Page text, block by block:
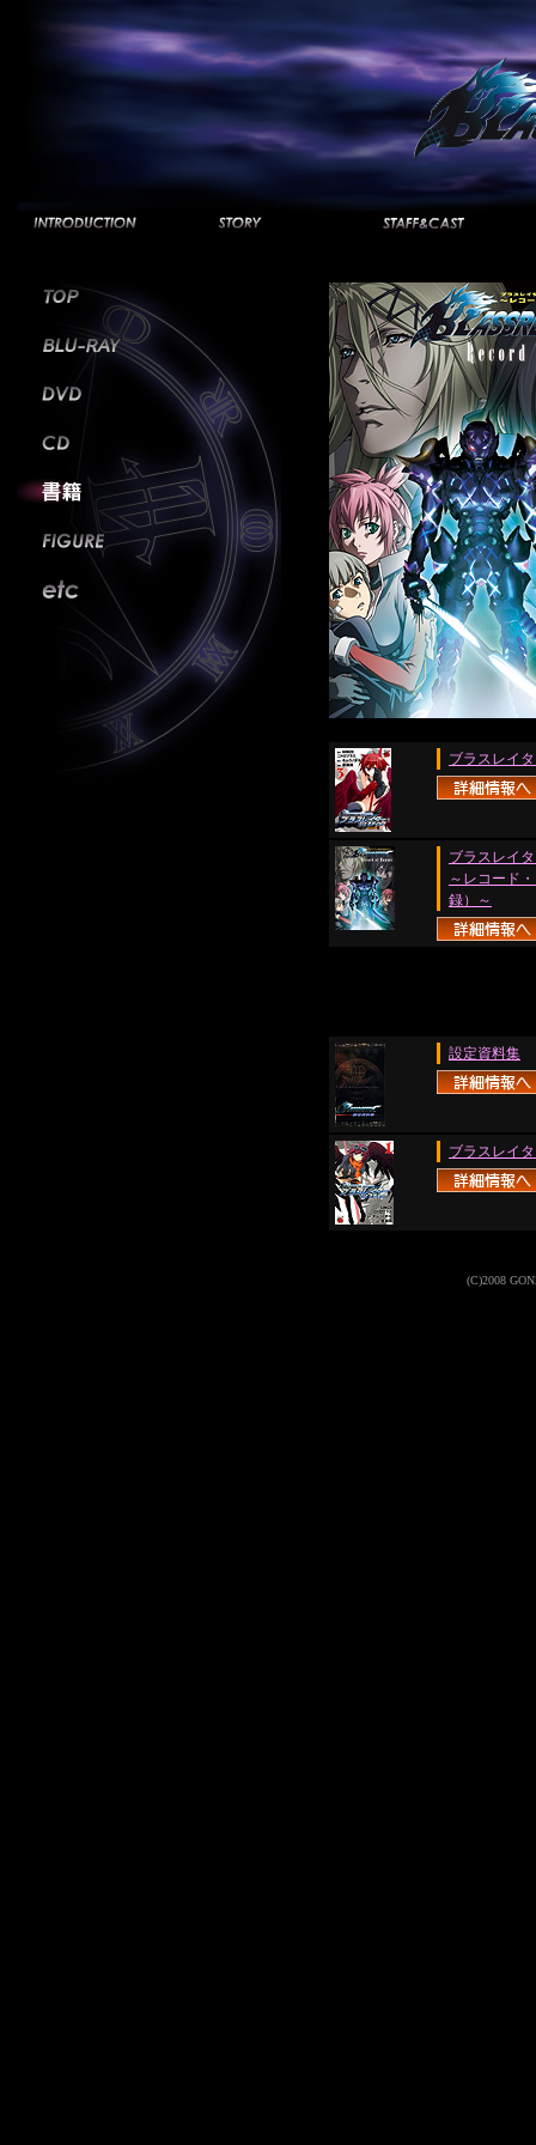
ブラスレイ
ブラスレイタ
～レコード
録）～
設定資料集
ブラスレイ
(C)2008